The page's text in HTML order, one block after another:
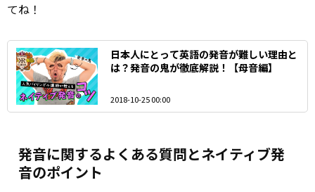
てね！
日本人にとって英語の発音が難しい理由と
は？発音の鬼が徹底解説！【母音編】
2018-10-25 00:00
発音に関するよくある質問とネイティブ発
音のポイント